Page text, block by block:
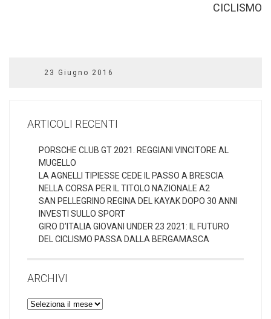
CICLISMO
23 Giugno 2016
ARTICOLI RECENTI
PORSCHE CLUB GT 2021. REGGIANI VINCITORE AL
MUGELLO
LA AGNELLI TIPIESSE CEDE IL PASSO A BRESCIA
NELLA CORSA PER IL TITOLO NAZIONALE A2
SAN PELLEGRINO REGINA DEL KAYAK DOPO 30 ANNI
INVESTI SULLO SPORT
GIRO D’ITALIA GIOVANI UNDER 23 2021: IL FUTURO
DEL CICLISMO PASSA DALLA BERGAMASCA
ARCHIVI
Archivi